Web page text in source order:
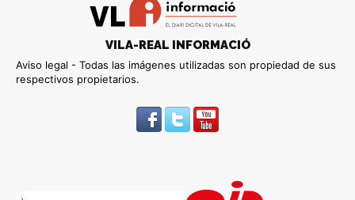
VILA-REAL INFORMACIÓ
Aviso legal - Todas las imágenes utilizadas son propiedad de sus
respectivos propietarios.